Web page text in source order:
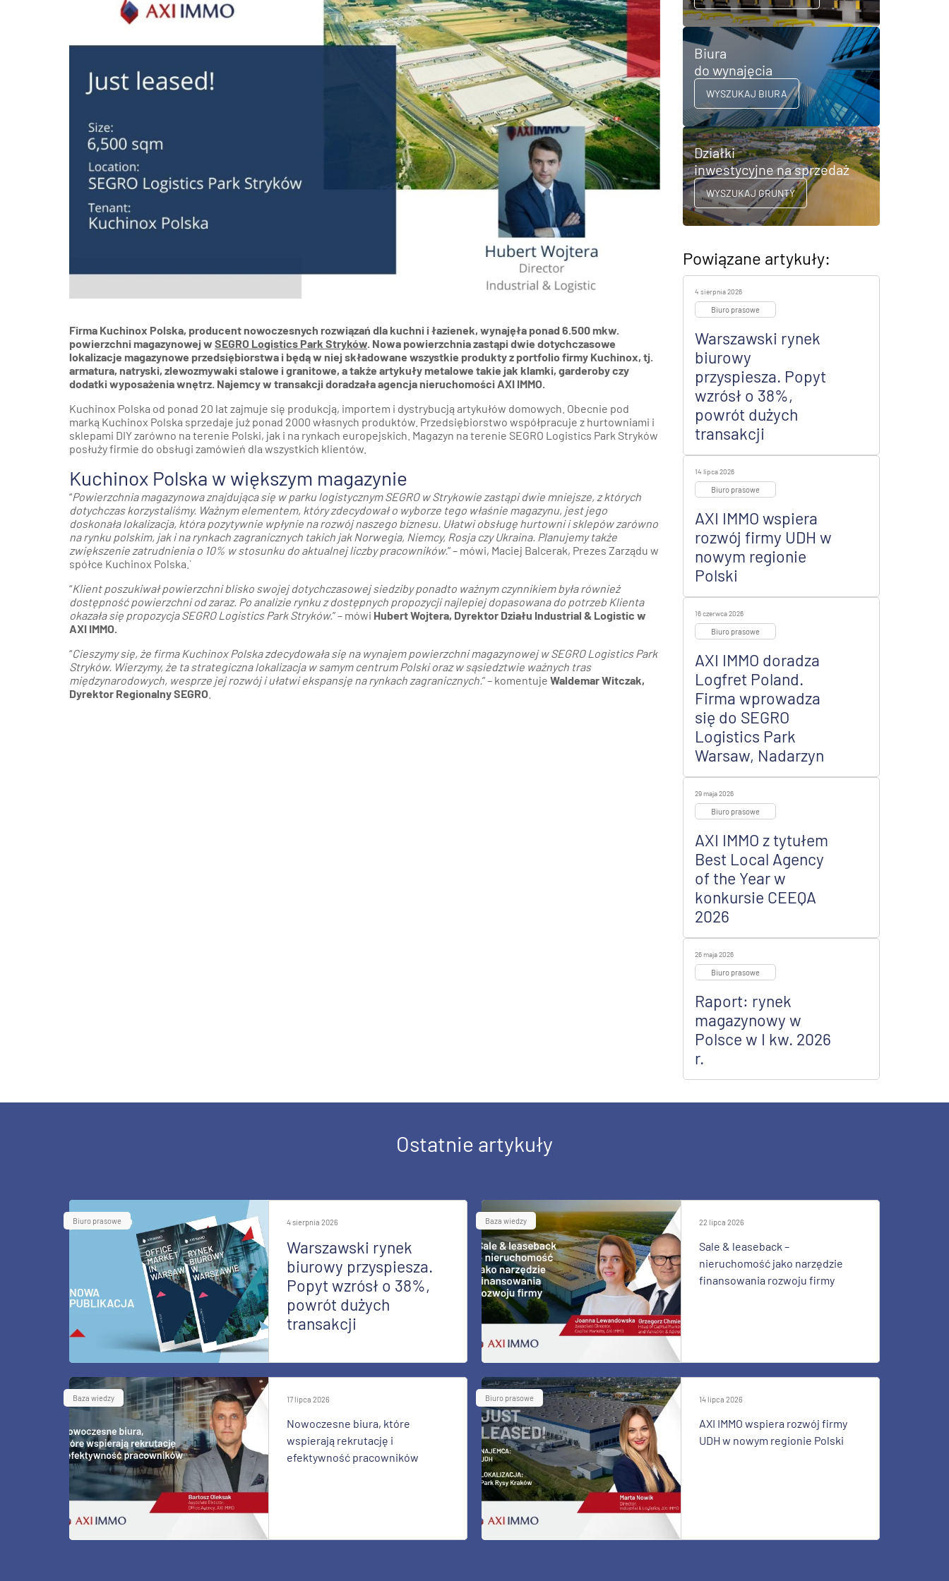
Poznaj nas –
magazynów, hal
logistycznych i
produkcyjnych
Poznań i okolice
Wrocław i okolice
Firma Kuchinox Polska, producent nowoczesnych rozwiązań dla kuchni i łazienek, wynajęła ponad 6.500 mkw.
powierzchni magazynowej w SEGRO Logistics Park Stryków. Nowa powierzchnia zastąpi dwie dotychczasowe
lokalizacje magazynowe przedsiębiorstwa i będą w niej składowane wszystkie produkty z portfolio firmy Kuchinox, tj.
armatura, natryski, zlewozmywaki stalowe i granitowe, a także artykuły metalowe takie jak klamki, garderoby czy
dodatki wyposażenia wnętrz. Najemcy w transakcji doradzała agencja nieruchomości AXI IMMO.
Kuchinox Polska od ponad 20 lat zajmuje się produkcją, importem i dystrybucją artykułów domowych. Obecnie pod
marką Kuchinox Polska sprzedaje już ponad 2000 własnych produktów. Przedsiębiorstwo współpracuje z hurtowniami i
sklepami DIY zarówno na terenie Polski, jak i na rynkach europejskich. Magazyn na terenie SEGRO Logistics Park Stryków
posłuży firmie do obsługi zamówień dla wszystkich klientów.
Kuchinox Polska w większym magazynie
“Powierzchnia magazynowa znajdująca się w parku logistycznym SEGRO w Strykowie zastąpi dwie mniejsze, z których
dotychczas korzystaliśmy. Ważnym elementem, który zdecydował o wyborze tego właśnie magazynu, jest jego
doskonała lokalizacja, która pozytywnie wpłynie na rozwój naszego biznesu. Ułatwi obsługę hurtowni i sklepów zarówno
na rynku polskim, jak i na rynkach zagranicznych takich jak Norwegia, Niemcy, Rosja czy Ukraina. Planujemy także
zwiększenie zatrudnienia o 10% w stosunku do aktualnej liczby pracowników.” – mówi, Maciej Balcerak, Prezes Zarządu w
spółce Kuchinox Polska.`
“Klient poszukiwał powierzchni blisko swojej dotychczasowej siedziby ponadto ważnym czynnikiem była również
dostępność powierzchni od zaraz. Po analizie rynku z dostępnych propozycji najlepiej dopasowana do potrzeb Klienta
okazała się propozycja SEGRO Logistics Park Stryków.” – mówi Hubert Wojtera, Dyrektor Działu Industrial & Logistic w
AXI IMMO.
“Cieszymy się, że firma Kuchinox Polska zdecydowała się na wynajem powierzchni magazynowej w SEGRO Logistics Park
Stryków. Wierzymy, że ta strategiczna lokalizacja w samym centrum Polski oraz w sąsiedztwie ważnych tras
międzynarodowych, wesprze jej rozwój i ułatwi ekspansję na rynkach zagranicznych.” – komentuje Waldemar Witczak,
Dyrektor Regionalny SEGRO
Biura
do wynajęcia
WYSZUKAJ BIURA
Działki
inwestycyjne na sprzedaż
WYSZUKAJ GRUNTY
Powiązane artykuły:
4 sierpnia 2026
Biuro prasowe
Warszawski rynek
biurowy
przyspiesza. Popyt
wzrósł o 38%,
powrót dużych
transakcji
14 lipca 2026
Biuro prasowe
AXI IMMO wspiera
rozwój firmy UDH w
nowym regionie
Polski
16 czerwca 2026
Biuro prasowe
AXI IMMO doradza
Logfret Poland.
Firma wprowadza
się do SEGRO
Logistics Park
Warsaw, Nadarzyn
29 maja 2026
Biuro prasowe
AXI IMMO z tytułem
Best Local Agency
of the Year w
konkursie CEEQA
2026
26 maja 2026
Biuro prasowe
Raport: rynek
magazynowy w
Polsce w I kw. 2026
r.
Ostatnie artykuły
Biuro prasowe 4 sierpnia 2026
Warszawski rynek
biurowy przyspiesza.
Popyt wzrósł o 38%,
powrót dużych
transakcji
Baza wiedzy 22 lipca 2026
Sale & leaseback –
nieruchomość jako narzędzie
finansowania rozwoju firmy
Baza wiedzy 17 lipca 2026
Nowoczesne biura, które
wspierają rekrutację i
efektywność pracowników
Biuro prasowe 14 lipca 2026
AXI IMMO wspiera rozwój firmy
UDH w nowym regionie Polski